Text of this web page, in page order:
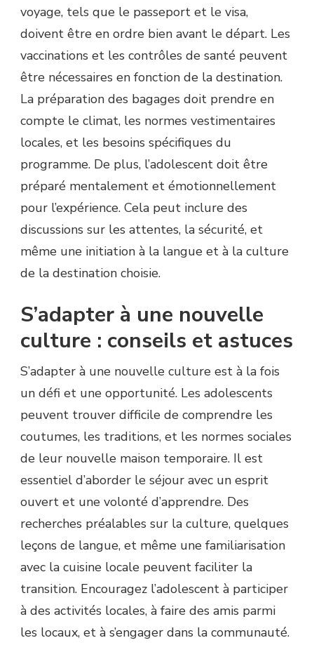
voyage, tels que le passeport et le visa,
doivent être en ordre bien avant le départ. Les
vaccinations et les contrôles de santé peuvent
être nécessaires en fonction de la destination.
La préparation des bagages doit prendre en
compte le climat, les normes vestimentaires
locales, et les besoins spécifiques du
programme. De plus, l’adolescent doit être
préparé mentalement et émotionnellement
pour l’expérience. Cela peut inclure des
discussions sur les attentes, la sécurité, et
même une initiation à la langue et à la culture
de la destination choisie.
S’adapter à une nouvelle
culture : conseils et astuces
S’adapter à une nouvelle culture est à la fois
un défi et une opportunité. Les adolescents
peuvent trouver difficile de comprendre les
coutumes, les traditions, et les normes sociales
de leur nouvelle maison temporaire. Il est
essentiel d’aborder le séjour avec un esprit
ouvert et une volonté d’apprendre. Des
recherches préalables sur la culture, quelques
leçons de langue, et même une familiarisation
avec la cuisine locale peuvent faciliter la
transition. Encouragez l’adolescent à participer
à des activités locales, à faire des amis parmi
les locaux, et à s’engager dans la communauté.